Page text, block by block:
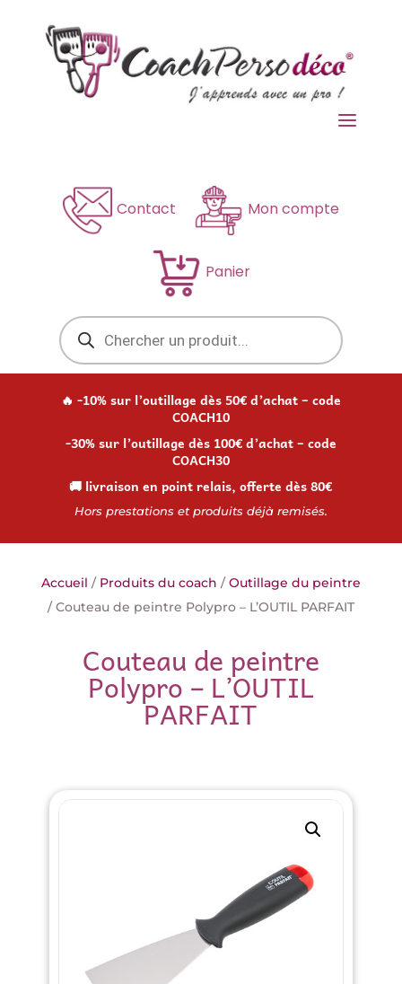
a
Contact Mon compte
Panier
Recherche
de
produits
🔥 -10% sur l’outillage dès 50€ d’achat – code
COACH10
-30% sur l’outillage dès 100€ d’achat – code
COACH30
🚚 livraison en point relais, offerte dès 80€
Hors prestations et produits déjà remisés.
Accueil / Produits du coach /Outillage du peintre
/ Couteau de peintre Polypro – L’OUTIL PARFAIT
Couteau de peintre
Polypro – L’OUTIL
PARFAIT